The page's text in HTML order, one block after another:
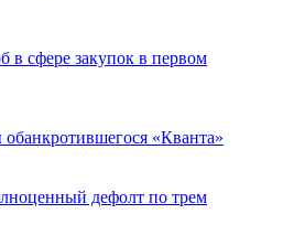
сфере закупок в первом
«Кванта»
дефолт по трем